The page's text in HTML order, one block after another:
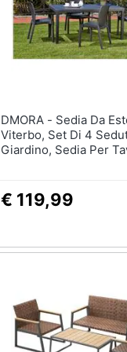
Scrivania
Sedie ufficio
Complementi e
Orologi da parete
Lavanderia
Portabiancheria
DMORA - Sedia Da Esterno
Viterbo, Set Di 4
Giardino, Sedia Per
Italy, 54x60h82 Cm,
€ 119,99